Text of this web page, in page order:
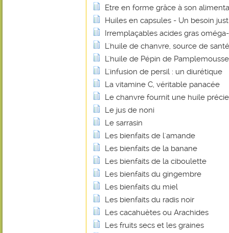
Etre en forme grâce à son
Huiles en capsules - Un besoin
Irremplaçables acides gras
L'huile de chanvre, source de
L'huile de Pépin de Pamplemousse
L'infusion de persil : un diurétique
La vitamine C, véritable panacée
Le chanvre fournit une huile
Le jus de noni
Le sarrasin
Les bienfaits de l'amande
Les bienfaits de la banane
Les bienfaits de la ciboulette
Les bienfaits du gingembre
Les bienfaits du miel
Les bienfaits du radis noir
Les cacahuètes ou Arachides
Les fruits secs et les graines